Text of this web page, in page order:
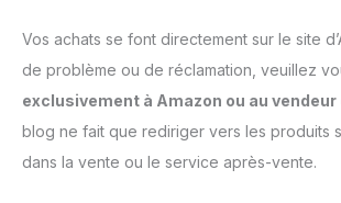
Vos achats se font directement sur le site
de problème ou de réclamation, veuillez
exclusivement à Amazon ou au
blog ne fait que rediriger vers les produits
dans la vente ou le service après-vente.